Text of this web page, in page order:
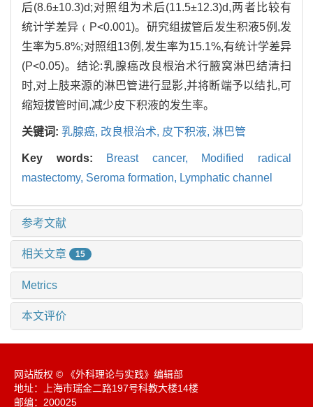
后(8.6±10.3)d;对照组为术后(11.5±12.3)d,两者比较有
统计学差异﹙P<0.001)。研究组拔管后发生积液5例,发
生率为5.8%;对照组13例,发生率为15.1%,有统计学差异
(P<0.05)。结论:乳腺癌改良根治术行腋窝淋巴结清扫
时,对上肢来源的淋巴管进行显影,并将断端予以结扎,可
缩短拔管时间,减少皮下积液的发生率。
关键词: 乳腺癌, 改良根治术, 皮下积液, 淋巴管
Key words: Breast cancer, Modified radical
mastectomy, Seroma formation, Lymphatic channel
参考文献
相关文章 15
Metrics
本文评价
网站版权 © 《外科理论与实践》编辑部
地址：上海市瑞金二路197号科教大楼14楼
邮编：200025